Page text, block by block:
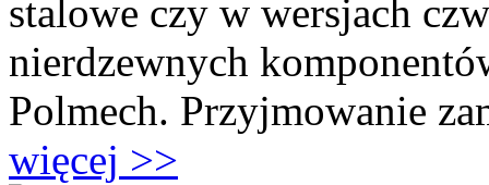
stalowe czy w wersjach
nierdzewnych
Polmech. Przyjmowanie
więcej >>